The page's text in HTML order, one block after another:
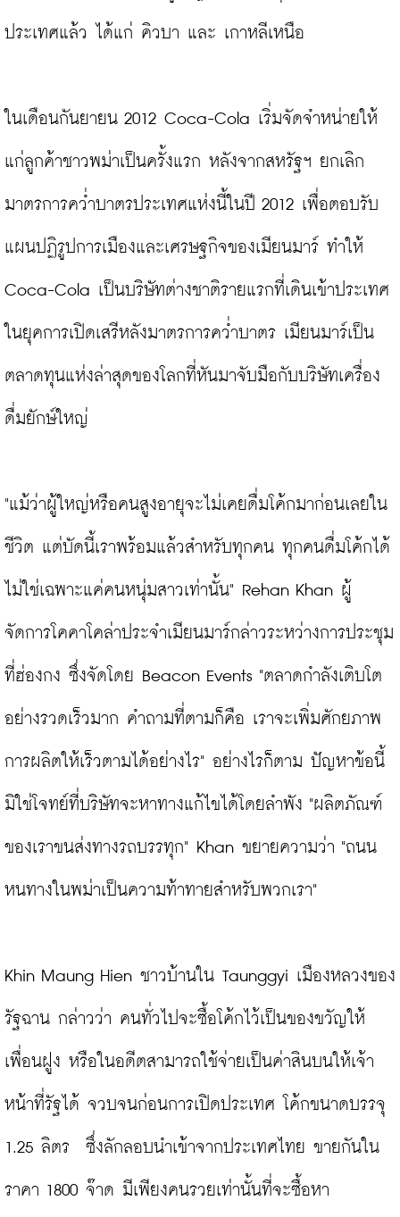
ประเทศแล้ว ได้แก่ คิวบา และ เกาหลีเหนือ
ในเดือนกันยายน 2012 Coca-Cola เริ่มจัดจำหน่ายให้
แก่ลูกค้าชาวพม่าเป็นครั้งแรก หลังจากสหรัฐฯ ยกเลิก
มาตรการคว่ำบาตรประเทศแห่งนี้ในปี 2012 เพื่อตอบรับ
แผนปฏิรูปการเมืองและเศรษฐกิจของเมียนมาร์ ทำให้
Coca-Cola เป็นบริษัทต่างชาติรายแรกที่เดินเข้าประเทศ
ในยุคการเปิดเสรีหลังมาตรการคว่ำบาตร เมียนมาร์เป็น
ตลาดทุนแห่งล่าสุดของโลกที่หันมาจับมือกับบริษัทเครื่อง
ดื่มยักษ์ใหญ่
"แม้ว่าผู้ใหญ่หรือคนสูงอายุจะไม่เคยดื่มโค้กมาก่อนเลยใน
ชีวิต แต่บัดนี้เราพร้อมแล้วสำหรับทุกคน ทุกคนดื่มโค้กได้
ไม่ใช่เฉพาะแค่คนหนุ่มสาวเท่านั้น" Rehan Khan ผู้
จัดการโคคาโคล่าประจำเมียนมาร์กล่าวระหว่างการประชุม
ที่ฮ่องกง ซึ่งจัดโดย Beacon Events "ตลาดกำลังเติบโต
อย่างรวดเร็วมาก คำถามที่ตามก็คือ เราจะเพิ่มศักยภาพ
การผลิตให้เร็วตามได้อย่างไร" อย่างไรก็ตาม ปัญหาข้อนี้
มิใช่โจทย์ที่บริษัทจะหาทางแก้ไขได้โดยลำพัง "ผลิตภัณฑ์
ของเราขนส่งทางรถบรรทุก" Khan ขยายความว่า "ถนน
หนทางในพม่าเป็นความท้าทายสำหรับพวกเรา"
Khin Maung Hien ชาวบ้านใน Taunggyi เมืองหลวงของ
รัฐฉาน กล่าวว่า คนทั่วไปจะซื้อโค้กไว้เป็นของขวัญให้
เพื่อนฝูง หรือในอดีตสามารถใช้จ่ายเป็นค่าสินบนให้เจ้า
หน้าที่รัฐได้ จวบจนก่อนการเปิดประเทศ โค้กขนาดบรรจุ
1.25 ลิตร  ซึ่งลักลอบนำเข้าจากประเทศไทย ขายกันใน
ราคา 1800 จ๊าด มีเพียงคนรวยเท่านั้นที่จะซื้อหา